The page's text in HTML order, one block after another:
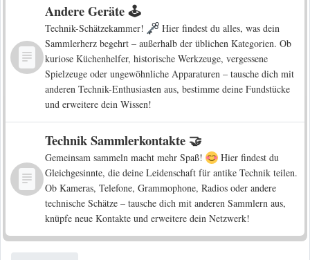
Andere Geräte 🕹️
Technik-Schätzekammer!
Hier findest du alles, was dein
Sammlerherz begehrt – außerhalb der üblichen Kategorien. Ob
kuriose Küchenhelfer, historische Werkzeuge, vergessene
Spielzeuge oder ungewöhnliche Apparaturen – tausche dich mit
anderen Technik-Enthusiasten aus, bestimme deine Fundstücke
und erweitere dein Wissen!
Technik Sammlerkontakte 🤝
Gemeinsam sammeln macht mehr Spaß!
Hier findest du
Gleichgesinnte, die deine Leidenschaft für antike Technik teilen.
Ob Kameras, Telefone, Grammophone, Radios oder andere
technische Schätze – tausche dich mit anderen Sammlern aus,
knüpfe neue Kontakte und erweitere dein Netzwerk!